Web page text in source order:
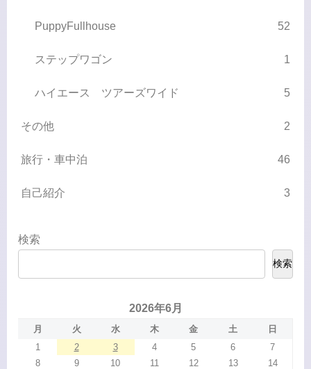
PuppyFullhouse 52
ステップワゴン 1
ハイエース ツアーズワイド 5
その他 2
旅行・車中泊 46
自己紹介 3
検索
検索
2026年6月
月 火 水 木 金 土
日
1
2 3 4 5 6
7
8
9 10 11 12 13
14